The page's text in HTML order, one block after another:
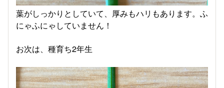
葉がしっかりとしていて、厚みもハリもあります。ふ
にゃふにゃしていません！
お次は、種育ち2年生